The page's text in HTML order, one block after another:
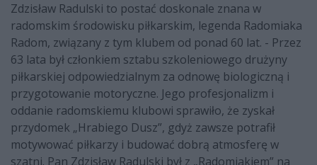
Zdzisław Radulski to postać doskonale znana w
radomskim środowisku piłkarskim, legenda Radomiaka
Radom, związany z tym klubem od ponad 60 lat. - Przez
63 lata był członkiem sztabu szkoleniowego drużyny
piłkarskiej odpowiedzialnym za odnowę biologiczną i
przygotowanie motoryczne. Jego profesjonalizm i
oddanie radomskiemu klubowi sprawiło, że zyskał
przydomek „Hrabiego Dusz”, gdyż zawsze potrafił
motywować piłkarzy i budować dobrą atmosferę w
szatni. Pan Zdzisław Radulski był z „Radomiakiem” na